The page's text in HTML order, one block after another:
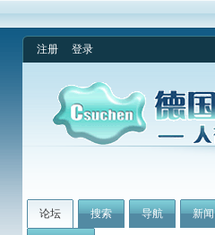
注册 登录
论坛 搜索 导航 新闻